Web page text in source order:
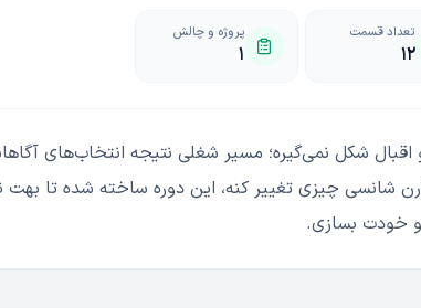
تعداد قسمت
۱۲
پروژه و چالش
۱
شکل نمی‌گیره؛ مسیر شغلی نتیجه انتخاب‌های
شانسی چیزی تغییر کنه، این دوره ساخته شده تا
خودت بسازی.